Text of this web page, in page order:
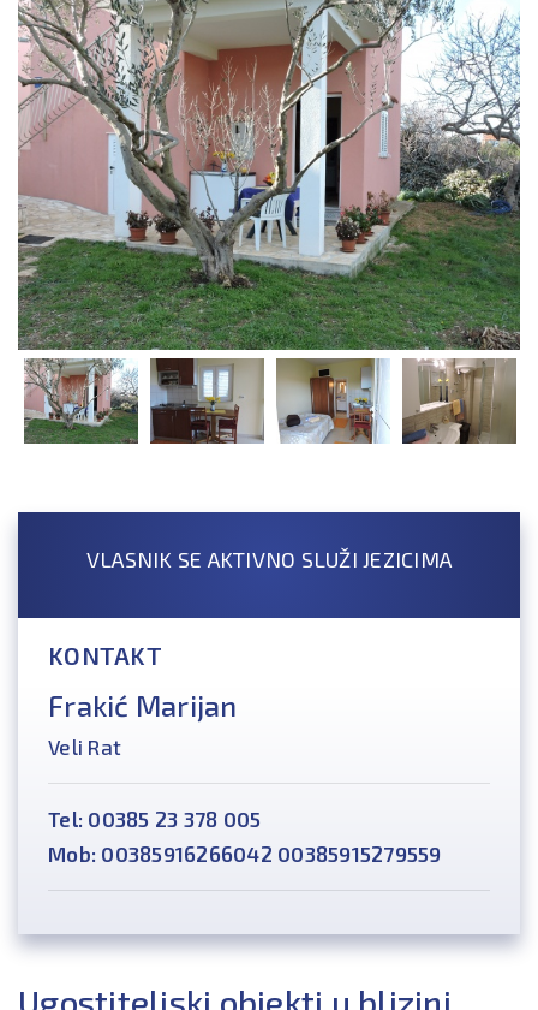
VLASNIK SE AKTIVNO SLUŽI JEZICIMA
KONTAKT
Frakić Marijan
Veli Rat
Tel: 00385 23 378 005
Mob: 00385916266042 00385915279559
Ugostiteljski objekti u blizini